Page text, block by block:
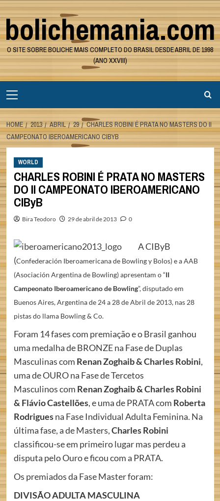
Skip
to
content
bolichemania.com
O SITE SOBRE BOLICHE MAIS COMPLETO DO BRASIL DESDE ABRIL DE 1998
(ANO XXVIII)
Menu
HOME 2013 ABRIL 29
CHARLES ROBINI É PRATA NO MASTERS DO II
CAMPEONATO IBEROAMERICANO CIBYB
WORLD
CHARLES ROBINI É PRATA NO MASTERS
DO II CAMPEONATO IBEROAMERICANO
CIByB
Bira Teodoro 29 de abril de 2013 0
A CIByB
(Confederación Iberoamericana de Bowling y Bolos) e a AAB
(Asociación Argentina de Bowling) apresentam o “II
Campeonato Iberoamericano de Bowling”, disputado em
Buenos Aires, Argentina de 24 a 28 de Abril de 2013, nas 28
pistas do llama Bowling & Co.
Foram 14 fases com premiação e o Brasil ganhou
uma medalha de BRONZE na Fase de Duplas
Masculinas com Renan Zoghaib & Charles Robini,
uma de OURO na Fase de Tercetos
Masculinos com Renan Zoghaib & Charles Robini
& Flávio Castellões, e uma de PRATA com Roberta
Rodriguesna Fase Individual Adulta Feminina. Na
última fase, a de Masters,Charles Robini
classificou-se em primeiro lugar mas perdeu a
disputa pelo Ouro e ficou com a PRATA.
Os premiados da Fase Master foram:
DIVISÃO ADULTA MASCULINA